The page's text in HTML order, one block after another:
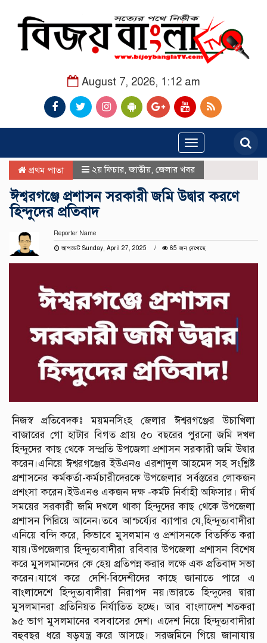
August 7, 2026, 1:12 am
Toggle
navigation
প্রথম পাতা ২য় ফিচার ,জাতীয় জেলার খবর
ঈশ্বরগঞ্জে প্রশাসন সরকারী জমি উদ্বার করণে
হিন্দুদের প্রতিবাদ
Reporter Name
আপডেট Sunday, April 27, 2025
65 জন দেখেছে
নিজস্ব প্রতিবেদকঃ ময়মনসিংহ জেলার ঈশ্বরগঞ্জের উচাখিলা
বাজারের গো হাটার বিগত প্রায় ৫০ বছরের পুরনো জমি দখল
হিন্দুদের কাছ থেকে সম্প্রতি উপজেলা প্রশাসন সরকারী জমি উদ্বার
করেন।এনিয়ে ঈশ্বরগঞ্জের ইউএনও এরশাদুল আহমেদ সহ সংশ্লিষ্ট
প্রশাসনের কর্মকর্তা-কর্মচারীদেরকে উপজেলার সর্বস্তরের লোকজন
প্রশংসা করেন।ইউএনও একজন দক্ষ -কর্মট নির্বাহী অফিসার। দীর্ঘ
সময়ের সরকারী জমি দখলে থাকা হিন্দুদের কাছ থেকে উপজেলা
প্রশাসন পিরিয়ে আনেন।তবে আশ্চর্য্যের ব্যাপার যে,হিন্দুত্যবাদীরা
এনিয়ে বন্দি করে, কিভাবে মুসলমান ও প্রশাসনকে বিতর্কিত করা
যায়।উপজেলার হিন্দুত্যবাদীরা রবিবার উপজেলা প্রশাসন বিশেষ
করে মুসলমানদের কে হেয় প্রতিপন্ন করার লক্ষে এক প্রতিবাদ সভা
করেন।যাথে করে দেশি-বিদেশীদের কাছে জানাতে পারে এ
বাংলাদেশে হিন্দুত্যবাদীরা নিরাপদ নয়।ভারতে হিন্দুদের দ্বারা
মুসলমানরা প্রতিনিয়ত নির্যাতিত হচ্ছে। আর বাংলাদেশ শতকরা
৯৫ ভাগ মুসলমানের বসবাসের দেশ। এদেশ নিয়ে হিন্দুত্যবাদীরা
বহুবছর ধরে ষড়যন্ত্র করে আসছে। সরজমিনে গিয়ে জানাযায়